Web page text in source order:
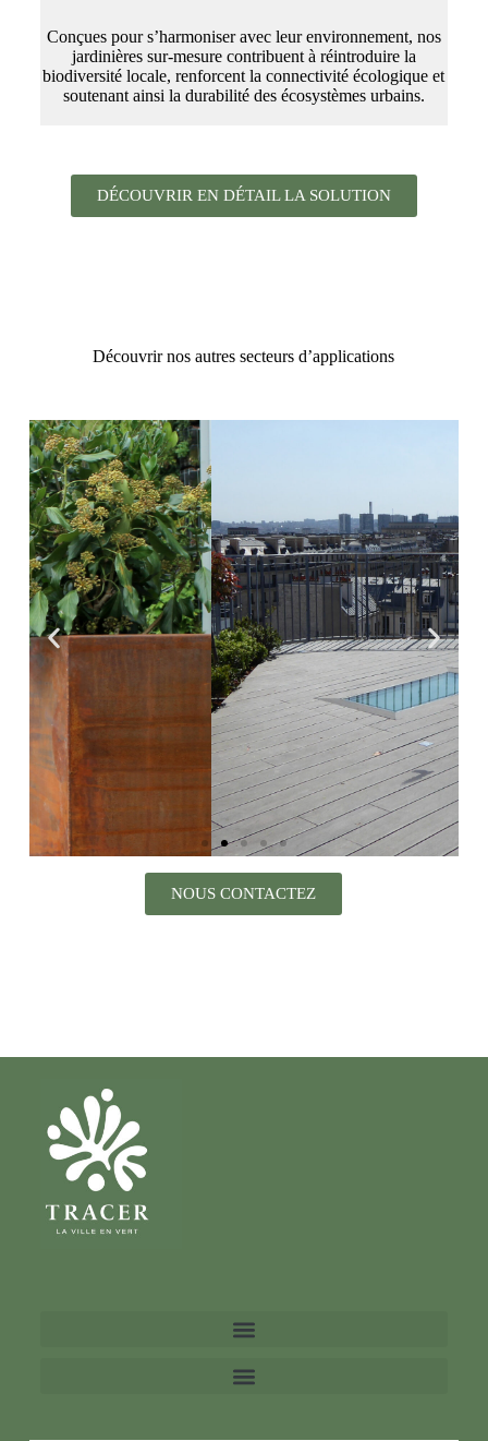
Conçues pour s’harmoniser avec leur environnement, nos
jardinières sur-mesure contribuent à réintroduire la
biodiversité locale, renforcent la connectivité écologique et
soutenant ainsi la durabilité des écosystèmes urbains.
DÉCOUVRIR EN DÉTAIL LA SOLUTION
Découvrir nos autres secteurs d’applications
NOUS CONTACTEZ